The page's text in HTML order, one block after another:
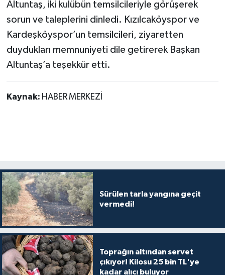
Altuntaş, iki kulübün temsilcileriyle görüşerek
sorun ve taleplerini dinledi. Kızılcaköyspor ve
Kardeşköyspor’un temsilcileri, ziyaretten
duydukları memnuniyeti dile getirerek Başkan
Altuntaş’a teşekkür etti.
Kaynak: HABER MERKEZİ
Sürülen tarla yangına geçit
vermedi!
Toprağın altından servet
çıkıyor! Kilosu 25 bin TL'ye
kadar alıcı buluyor